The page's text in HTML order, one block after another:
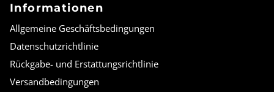
Informationen
Allgemeine Geschäftsbedingungen
Datenschutzrichtlinie
Rückgabe- und Erstattungsrichtlinie
Versandbedingungen